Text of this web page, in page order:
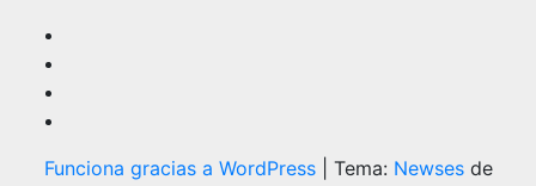
Funciona gracias a WordPress Tema: Newsesde